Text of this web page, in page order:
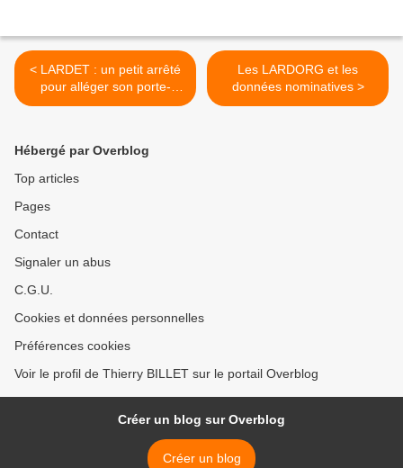
< LARDET : un petit arrêté
pour alléger son porte-
monnaie ?
Les LARDORG et les
données nominatives >
Hébergé par Overblog
Top articles
Pages
Contact
Signaler un abus
C.G.U.
Cookies et données personnelles
Préférences cookies
Voir le profil de Thierry BILLET sur le portail Overblog
Créer un blog sur Overblog
Créer un blog